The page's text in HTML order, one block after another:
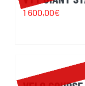
1 600,00€